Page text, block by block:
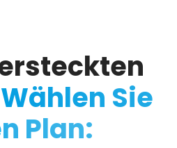
Wählen Sie
Plan: